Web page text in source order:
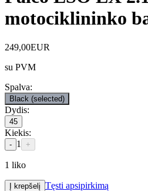
motociklininko
249,00EUR
su PVM
Spalva:
Black (selected)
Dydis:
45
Kiekis:
- 1 +
1 liko
Į krepšelį Tęsti apsipirkimą